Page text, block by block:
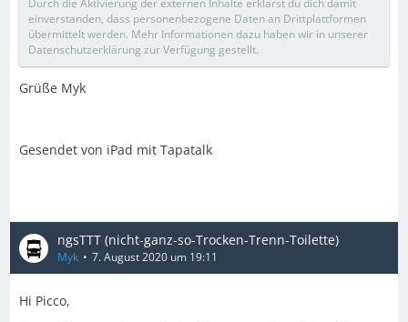
Durch die Aktivierung der externen Inhalte erklärst du dich damit
einverstanden, dass personenbezogene Daten an Drittplattformen
übermittelt werden. Mehr Informationen dazu haben wir in unserer
Datenschutzerklärung zur Verfügung gestellt.
Grüße Myk
Gesendet von iPad mit Tapatalk
ngsTTT (nicht-ganz-so-Trocken-Trenn-Toilette)
Myk 7. August 2020 um 19:11
Hi Picco,